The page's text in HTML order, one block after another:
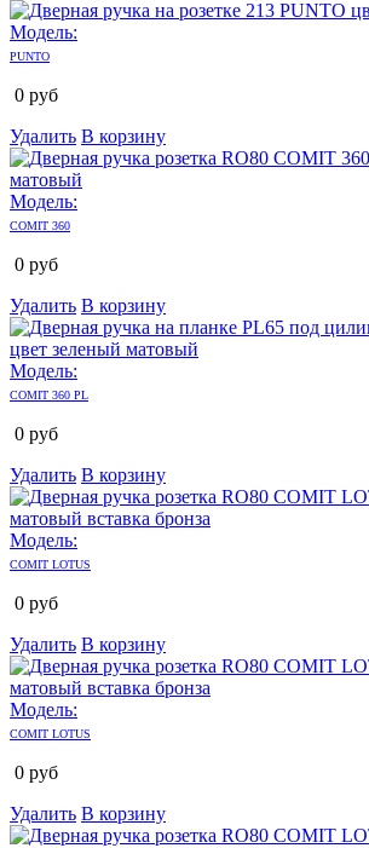
Модель:
PUNTO
0 руб
Удалить В корзину
Модель:
COMIT 360
0 руб
Удалить В корзину
Модель:
COMIT 360 PL
0 руб
Удалить В корзину
Модель:
COMIT LOTUS
0 руб
Удалить В корзину
Модель:
COMIT LOTUS
0 руб
Удалить В корзину